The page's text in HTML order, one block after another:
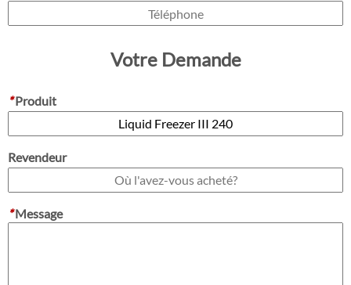
Votre Demande
*Produit
Revendeur
*Message